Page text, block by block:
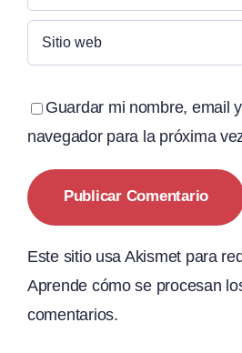
Guardar mi nombre, email
navegador para la próxima
Este sitio usa Akismet para
Aprende cómo se procesan
comentarios.